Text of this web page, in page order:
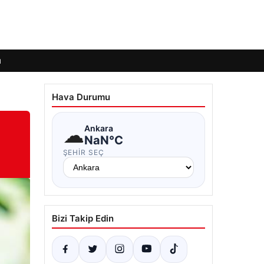
Hava Durumu
☁Ankara
NaN°C
ŞEHIR SEÇ
Bizi Takip Edin